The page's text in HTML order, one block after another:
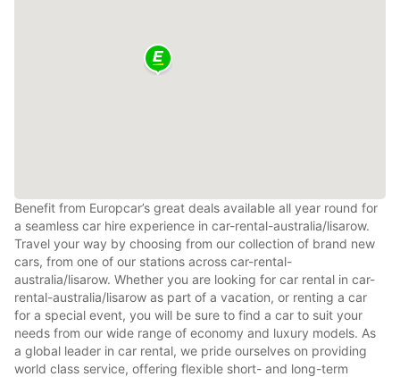
Benefit from Europcar’s great deals available all year round for
a seamless car hire experience in car-rental-australia/lisarow.
Travel your way by choosing from our collection of brand new
cars, from one of our stations across car-rental-
australia/lisarow. Whether you are looking for car rental in car-
rental-australia/lisarow as part of a vacation, or renting a car
for a special event, you will be sure to find a car to suit your
needs from our wide range of economy and luxury models. As
a global leader in car rental, we pride ourselves on providing
world class service, offering flexible short- and long-term